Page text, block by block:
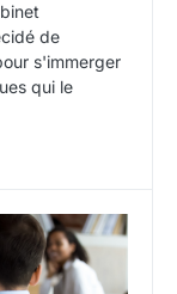
de
s'immerger
qui le
du 23